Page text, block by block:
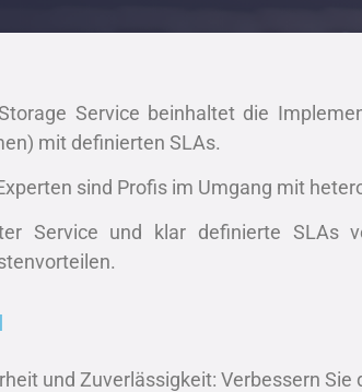
Service beinhaltet die
mit definierten SLAs.
sind Profis im Umgang mit
Service und klar definierte SLAs
und Zuverlässigkeit: Verbessern